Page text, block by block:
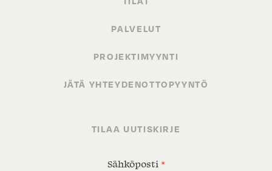
PALVELUT
PROJEKTIMYYNTI
JÄTÄ YHTEYDENOTTOPYYNTÖ
TILAA UUTISKIRJE
Sähköposti *